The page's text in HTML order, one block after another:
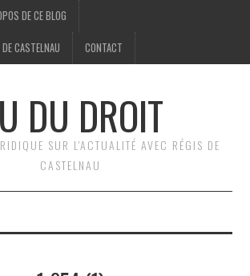
DE CE BLOG
CASTELNAU CONTACT
DU DROIT
SUR L'ACTUALITÉ AVEC RÉGIS DE
CASTELNAU